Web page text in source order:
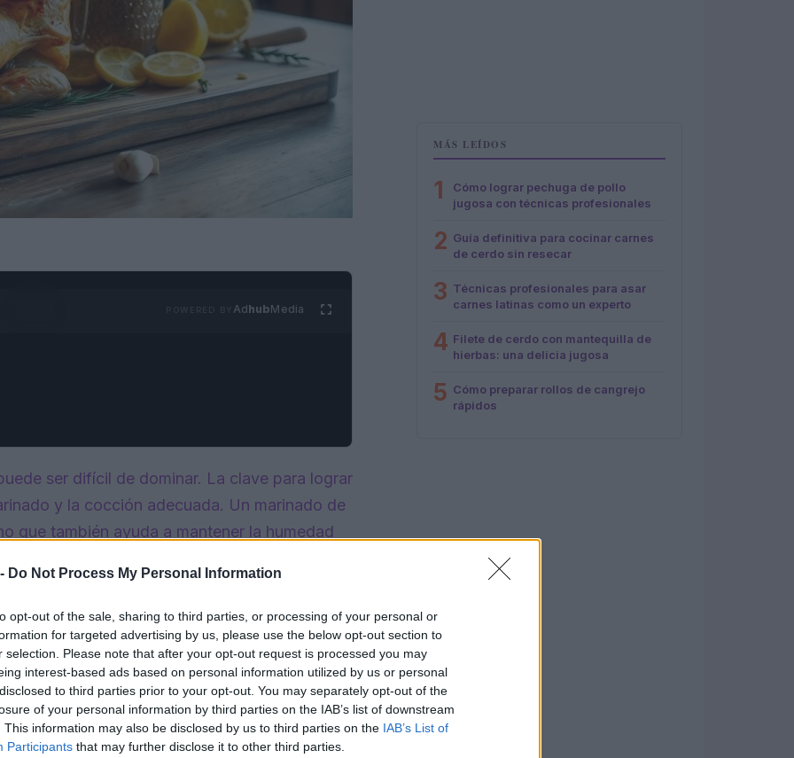
Do Not Process My Personal Information
opt-out of the sale, sharing to third parties, or processing of your personal or
for targeted advertising by us, please use the below opt-out section to
selection. Please note that after your opt-out request is processed you may
interest-based ads based on personal information utilized by us or personal
to third parties prior to your opt-out. You may separately opt-out of the
of your personal information by third parties on the IAB’s list of downstream
This information may also be disclosed by us to third parties on the IAB’s List of
Participants that may further disclose it to other third parties.
AdhubMedia
ser difícil de dominar. La clave para lograr
y la cocción adecuada. Un marinado de
que también ayuda a mantener la humedad
la cocción.
MÁS LEÍDOS
1
Cómo lograr pechuga de pollo
jugosa con técnicas profesionales
2 Guía definitiva para cocinar carnes
de cerdo sin resecar
3 Técnicas profesionales para asar
carnes latinas como un experto
4 Filete de cerdo con mantequilla de
hierbas: una delicia jugosa
5 Cómo preparar rollos de cangrejo
rápidos